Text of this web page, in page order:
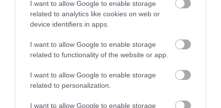
I want to allow Google to enable storage
related to analytics like cookies on web or
device identifiers in apps.
I want to allow Google to enable storage
related to functionality of the website or app.
I want to allow Google to enable storage
related to personalization.
I want to allow Google to enable storage
216 163 112
8 h 19 min